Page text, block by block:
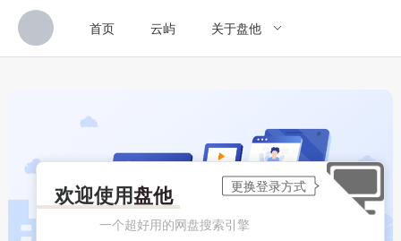
首页 云屿 关于盘他
欢迎使用盘他
一个超好用的网盘搜索引擎